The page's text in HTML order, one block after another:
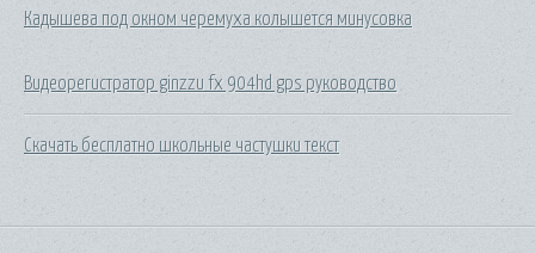
Кадышева под окном черемуха колышется минусовка
Видеорегистратор ginzzu fx 904hd gps руководство
Скачать бесплатно школьные частушки текст